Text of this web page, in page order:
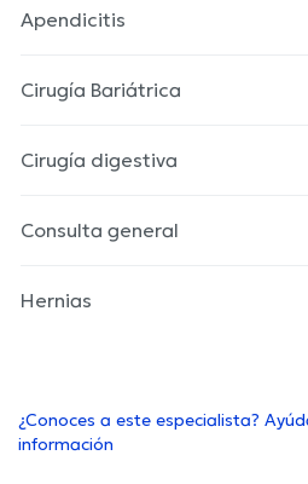
Apendicitis
Cirugía Bariátrica
Cirugía digestiva
Consulta general
Hernias
¿Conoces a este especialista?
información